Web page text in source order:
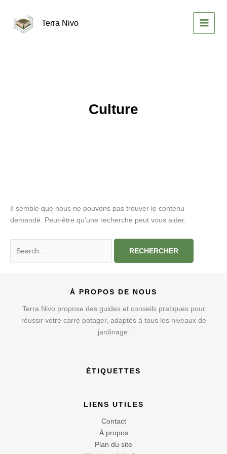
contenu
Terra Nivo
MAIN
Culture
Il semble que nous ne pouvons pas trouver le contenu
demandé. Peut-être qu’une recherche peut vous aider.
À PROPOS DE NOUS
Terra Nivo propose des guides et conseils pratiques pour
réussir votre carré potager, adaptés à tous les niveaux de
jardinage.
ÉTIQUETTES
LIENS UTILES
Contact
À propos
Plan du site